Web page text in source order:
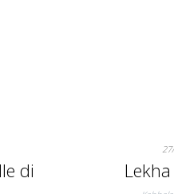
di